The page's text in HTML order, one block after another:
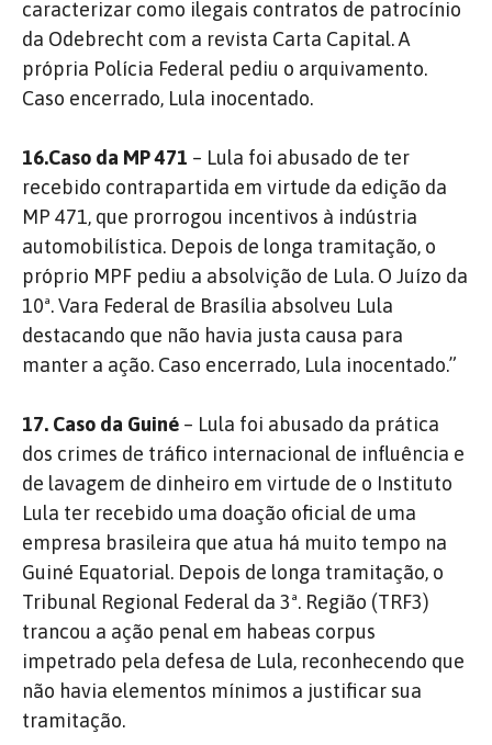
caracterizar como ilegais contratos de patrocínio
da Odebrecht com a revista Carta Capital. A
própria Polícia Federal pediu o arquivamento.
Caso encerrado, Lula inocentado.
16.Caso da MP 471 – Lula foi abusado de ter
recebido contrapartida em virtude da edição da
MP 471, que prorrogou incentivos à indústria
automobilística. Depois de longa tramitação, o
próprio MPF pediu a absolvição de Lula. O Juízo da
10ª. Vara Federal de Brasília absolveu Lula
destacando que não havia justa causa para
manter a ação. Caso encerrado, Lula inocentado.”
17. Caso da Guiné – Lula foi abusado da prática
dos crimes de tráfico internacional de influência e
de lavagem de dinheiro em virtude de o Instituto
Lula ter recebido uma doação oficial de uma
empresa brasileira que atua há muito tempo na
Guiné Equatorial. Depois de longa tramitação, o
Tribunal Regional Federal da 3ª. Região (TRF3)
trancou a ação penal em habeas corpus
impetrado pela defesa de Lula, reconhecendo que
não havia elementos mínimos a justificar sua
tramitação.